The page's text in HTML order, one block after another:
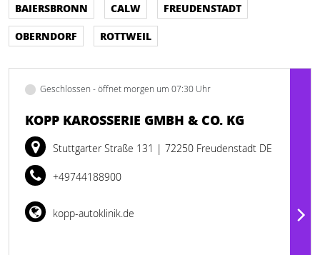
BAIERSBRONN
CALW
FREUDENSTADT
OBERNDORF
ROTTWEIL
Geschlossen - öffnet morgen um 07:30 Uhr
KOPP KAROSSERIE GMBH & CO. KG
Stuttgarter Straße 131 | 72250 Freudenstadt DE
+49744188900
kopp-autoklinik.de